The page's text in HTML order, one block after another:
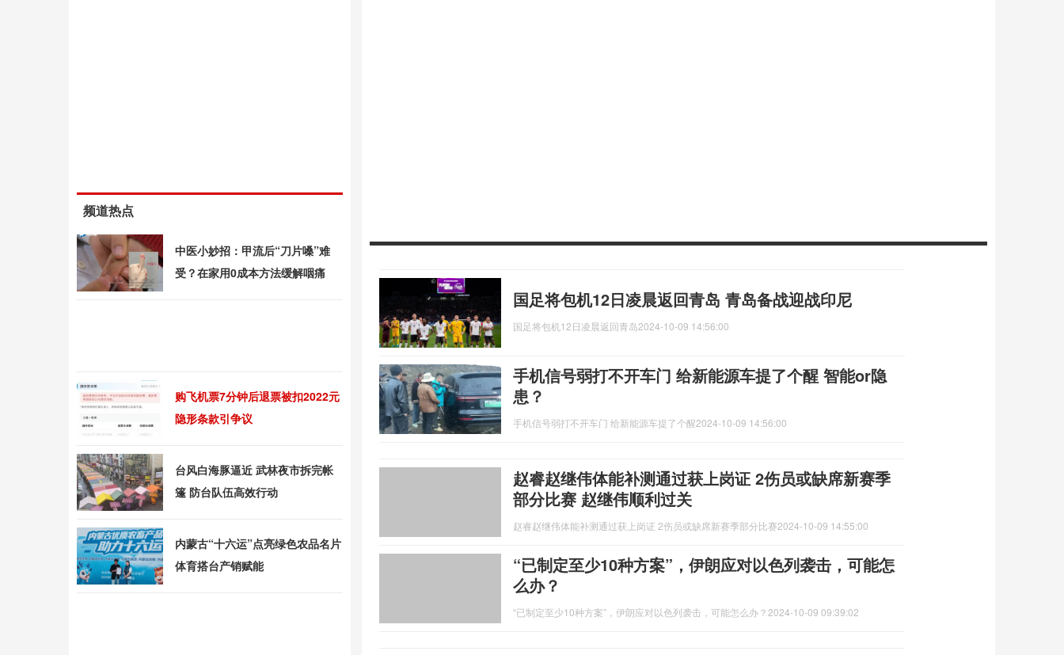
国足将包机12日凌晨返回青岛 青岛备战迎战印尼
国足将包机12日凌晨返回青岛2024-10-09 14:56:00
手机信号弱打不开车门 给新能源车提了个醒 智能or隐
患？
手机信号弱打不开车门 给新能源车提了个醒2024-10-09 14:56:00
赵睿赵继伟体能补测通过获上岗证 2伤员或缺席新赛季
部分比赛 赵继伟顺利过关
赵睿赵继伟体能补测通过获上岗证 2伤员或缺席新赛季部分比赛2024-10-09 14:55:00
“已制定至少10种方案”，伊朗应对以色列袭击，可能怎
么办？
“已制定至少10种方案”，伊朗应对以色列袭击，可能怎么办？ 2024-10-09 09:39:02
频道热点
中医小妙招：甲流后“刀片嗓”难
受？在家用0成本方法缓解咽痛
购飞机票7分钟后退票被扣2022元
隐形条款引争议
台风白海豚逼近 武林夜市拆完帐
篷 防台队伍高效行动
内蒙古“十六运”点亮绿色农品名片
体育搭台产销赋能